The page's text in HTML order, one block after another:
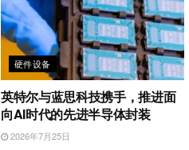
硬件设备
英特尔与蓝思科技携手，推进面
向AI时代的先进半导体封装
2026年7月25日